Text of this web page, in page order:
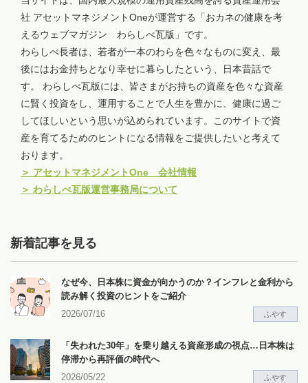
社 アセットマネジメントOneが運営する「おカネの健康を考
えるウェブマガジン わらしべ瓦版」です。
わらしべ長者は、若者が一本のわらを色々なものに変え、最
後にはお金持ちとなり幸せに暮らしたという、日本昔話で
す。 わらしべ瓦版には、皆さまがお持ちの資産を色々な資産
に賢く投資をし、運用することで人生を豊かに、健康に過ご
してほしいという思いが込められています。このサイトで資
産を育てるためのヒントになる情報をご提供したいと考えて
おります。
＞ アセットマネジメントOne 会社情報
＞ わらしべ瓦版運営事務局について
新着記事を見る
なぜ今、日本株に資金が向かうのか？インフレと金利から
読み解く投資のヒントをご紹介
2026/07/16
ふやす
「失われた30年」を乗り越える資産形成の視点…日本株は
停滞から再評価の時代へ
2026/05/22
ふやす